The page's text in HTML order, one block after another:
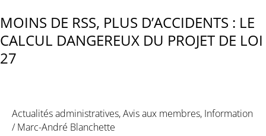
MOINS DE RSS, PLUS D’ACCIDENTS : LE
CALCUL DANGEREUX DU PROJET DE LOI
27
Actualités administratives,Avis aux membres, Information
/Marc-André Blanchette